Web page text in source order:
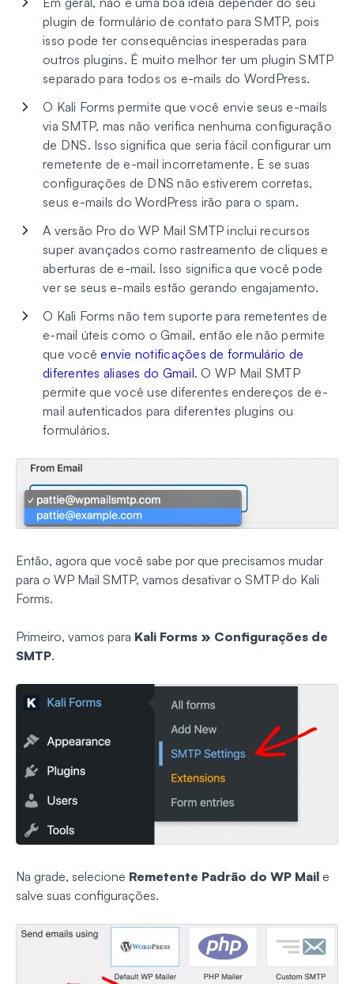
plugin de formulário de contato para SMTP, pois
isso pode ter consequências inesperadas para
outros plugins. É muito melhor ter um plugin SMTP
separado para todos os e-mails do WordPress.
O Kali Forms permite que você envie seus e-mails
via SMTP, mas não verifica nenhuma configuração
de DNS. Isso significa que seria fácil configurar um
remetente de e-mail incorretamente. E se suas
configurações de DNS não estiverem corretas,
seus e-mails do WordPress irão para o spam.
A versão Pro do WP Mail SMTP inclui recursos
super avançados como rastreamento de cliques e
aberturas de e-mail. Isso significa que você pode
ver se seus e-mails estão gerando engajamento.
O Kali Forms não tem suporte para remetentes de
e-mail úteis como o Gmail, então ele não permite
que vocêenvie notificações de formulário de
diferentes aliases do Gmail. O WP Mail SMTP
permite que você use diferentes endereços de e-
mail autenticados para diferentes plugins ou
formulários.
Então, agora que você sabe por que precisamos mudar
para o WP Mail SMTP, vamos desativar o SMTP do Kali
Forms.
Primeiro, vamos para Kali Forms » Configurações de
SMTP.
Na grade, selecione Remetente Padrão do WP Mail e
salve suas configurações.